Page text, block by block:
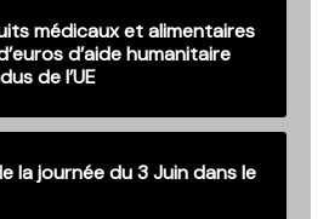
médicaux et alimentaires
d’aide humanitaire
de l’UE
la journée du 3 Juin dans le